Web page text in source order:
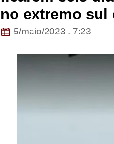
no extremo sul
5/maio/2023 . 7:23